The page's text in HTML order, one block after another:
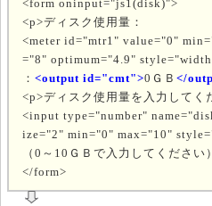
<form oninput="js1(disk)">
<p>ディスク使用量：
<meter id="mtr1" value="0"
="8" optimum="4.9"
： <output id="cmt">0ＧＢ </
<p>ディスク使用量を入力してく
<input type="number"
ize="2" min="0" max="10"
（0～10ＧＢで入力してください
</form>